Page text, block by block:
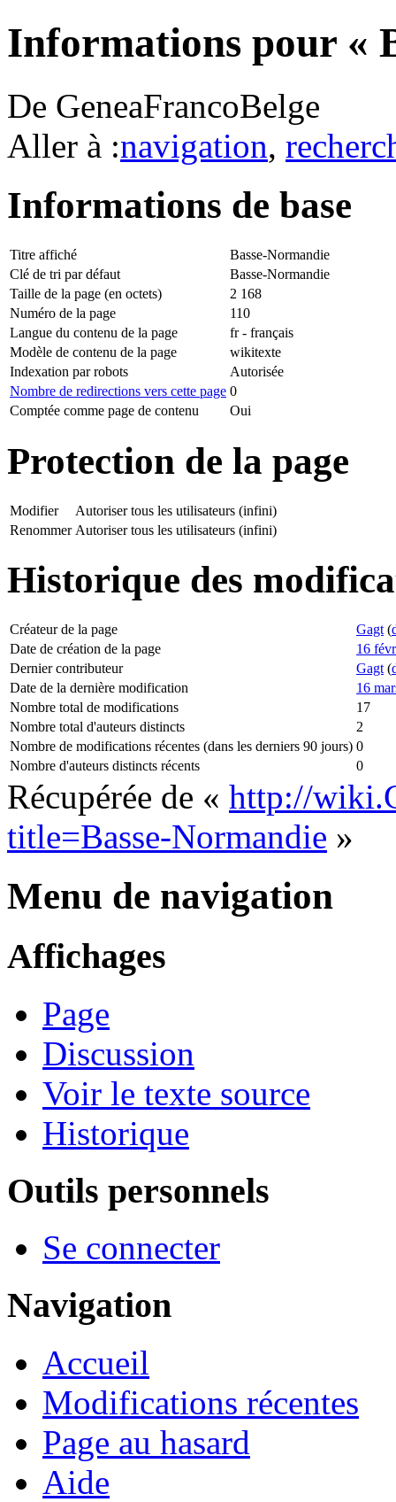
Informations pour «
De GeneaFrancoBelge
Aller à :navigation,
Informations de base
Titre affiché
Basse-Normandie
Clé de tri par défaut
Basse-Normandie
Taille de la page (en octets)
2 168
Numéro de la page
110
Langue du contenu de la page
fr - français
Modèle de contenu de la page
wikitexte
Indexation par robots
Autorisée
Nombre de redirections vers cette page 0
Comptée comme page de contenu
Oui
Protection de la page
Modifier
Autoriser tous les utilisateurs (infini)
Renommer Autoriser tous les utilisateurs (infini)
Historique des
Créateur de la page Gagt (
Date de création de la page
16
Dernier contributeur
Gagt (
Date de la dernière modification
16
Nombre total de modifications
17
Nombre total d'auteurs distincts
2
Nombre de modifications récentes (dans les derniers 90 jours) 0
Nombre d'auteurs distincts récents
0
Récupérée de « http://
title=Basse-Normandie »
Menu de navigation
Affichages
Page
Discussion
Voir le texte source
Historique
Outils personnels
Se connecter
Navigation
Accueil
Modifications récentes
Page au hasard
Aide